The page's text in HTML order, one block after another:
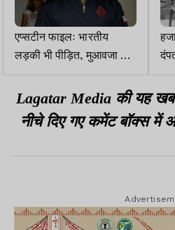
एप्सटीन फाइलः भारतीय
लड़की भी पीड़ित, मुआवजा के
लिए ढ़ूंढ़ रहे अमेरिकी अधिकारी
Lagatar Media की यह
नीचे दिए गए कमेंट बॉक्स में